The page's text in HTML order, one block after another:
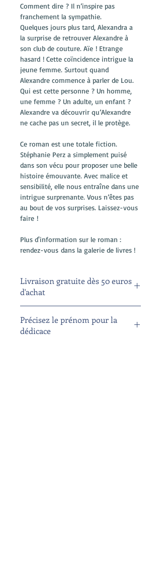
Comment dire ? Il n’inspire pas
franchement la sympathie.
Quelques jours plus tard, Alexandra a
la surprise de retrouver Alexandre à
son club de couture. Aïe ! Etrange
hasard ! Cette coïncidence intrigue la
jeune femme. Surtout quand
Alexandre commence à parler de Lou.
Qui est cette personne ? Un homme,
une femme ? Un adulte, un enfant ?
Alexandre va découvrir qu’Alexandre
ne cache pas un secret, il le protège.
Ce roman est une totale fiction.
Stéphanie Perz a simplement puisé
dans son vécu pour proposer une belle
histoire émouvante. Avec malice et
sensibilité, elle nous entraîne dans une
intrigue surprenante. Vous n’êtes pas
au bout de vos surprises. Laissez-vous
faire !
Plus d'information sur le roman :
rendez-vous dans la galerie de livres !
Livraison gratuite dès 50 euros
d'achat
Précisez le prénom pour la
dédicace